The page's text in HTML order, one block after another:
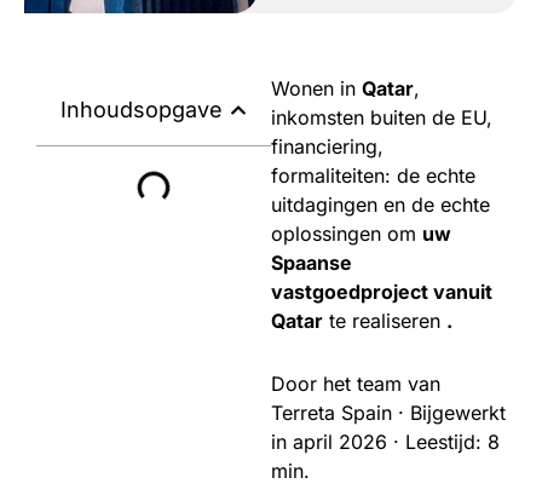
Inhoudsopgave
Wonen in Qatar,
inkomsten buiten de EU,
financiering,
formaliteiten: de echte
uitdagingen en de echte
oplossingen om uw
Spaanse
vastgoedproject vanuit
Qatar te realiseren .
Door het team van
Terreta Spain · Bijgewerkt
in april 2026 · Leestijd: 8
min.